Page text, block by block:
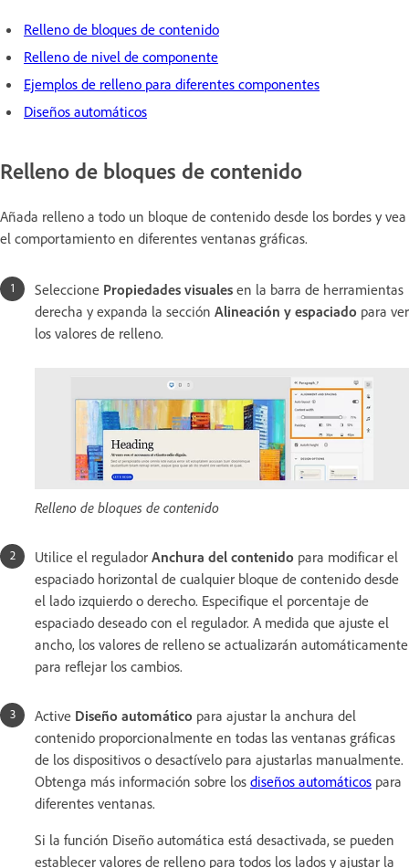
Relleno de bloques de contenido
Relleno de nivel de componente
Ejemplos de relleno para diferentes componentes
Diseños automáticos
Relleno de bloques de contenido
Añada relleno a todo un bloque de contenido desde los bordes y vea
el comportamiento en diferentes ventanas gráficas.
Seleccione Propiedades visuales en la barra de herramientas
derecha y expanda la sección Alineación y espaciado para ver
los valores de relleno.
Relleno de bloques de contenido
Utilice el regulador Anchura del contenido para modificar el
espaciado horizontal de cualquier bloque de contenido desde
el lado izquierdo o derecho. Especifique el porcentaje de
espaciado deseado con el regulador. A medida que ajuste el
ancho, los valores de relleno se actualizarán automáticamente
para reflejar los cambios.
Active Diseño automático para ajustar la anchura del
contenido proporcionalmente en todas las ventanas gráficas
de los dispositivos o desactívelo para ajustarlas manualmente.
Obtenga más información sobre los diseños automáticos para
diferentes ventanas.
Si la función Diseño automática está desactivada, se pueden
establecer valores de relleno para todos los lados y ajustar la